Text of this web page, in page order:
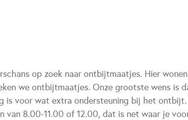
op zoek naar ontbijtmaatjes. Hier
we ontbijtmaatjes. Onze grootste wens is
is voor wat extra ondersteuning bij het
van 8.00-11.00 of 12.00, dat is net waar je